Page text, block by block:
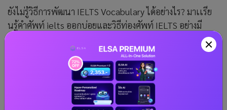
ยังไม่รู้วิธีการพัฒนา IELTS Vocabulary ได้อย่างไร? มาเเรีย
นรู้คําศัพท์ ielts ออกบ่อยและวิธีท่องศัพท์ IELTS อย่างมี
ประสิทธิภาพเพื่อปรับปรุงคะแนนของคุณกับ ELSA Speak